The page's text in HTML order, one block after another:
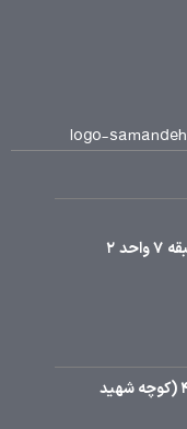
2
البرز، نظرآباد، الغدیر جنوبی، کوچه غدیر 4 (کوچه شهید